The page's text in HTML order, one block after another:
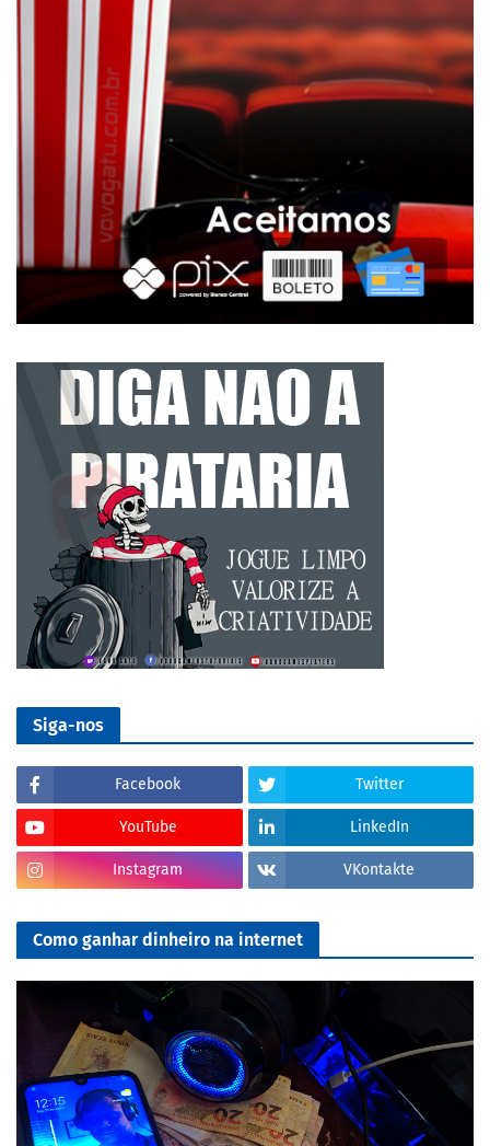
Siga-nos
Facebook Twitter
YouTube LinkedIn
Instagram VKontakte
Como ganhar dinheiro na internet